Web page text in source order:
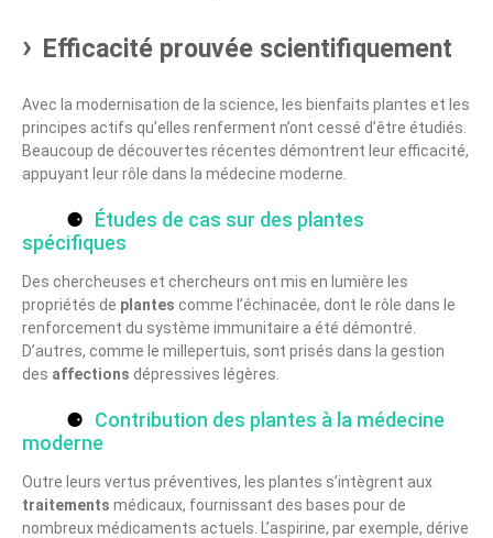
Efficacité prouvée scientifiquement
Avec la modernisation de la science, les bienfaits plantes et les
principes actifs qu’elles renferment n’ont cessé d’être étudiés.
Beaucoup de découvertes récentes démontrent leur efficacité,
appuyant leur rôle dans la médecine moderne.
Études de cas sur des plantes
spécifiques
Des chercheuses et chercheurs ont mis en lumière les
propriétés de plantes comme l’échinacée, dont le rôle dans le
renforcement du système immunitaire a été démontré.
D’autres, comme le millepertuis, sont prisés dans la gestion
des affections dépressives légères.
Contribution des plantes à la médecine
moderne
Outre leurs vertus préventives, les plantes s’intègrent aux
traitements médicaux, fournissant des bases pour de
nombreux médicaments actuels. L’aspirine, par exemple, dérive